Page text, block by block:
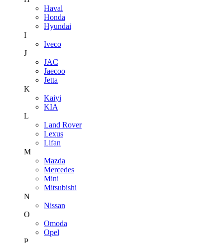
Haval
Honda
Hyundai
I
Iveco
J
JAC
Jaecoo
Jetta
K
Kaiyi
KIA
L
Land Rover
Lexus
Lifan
M
Mazda
Mercedes
Mini
Mitsubishi
N
Nissan
O
Omoda
Opel
P